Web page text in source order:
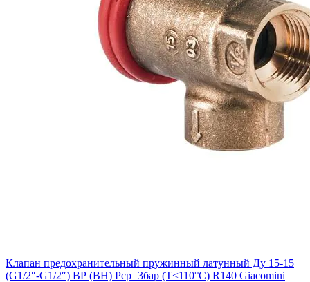
Клапан предохранительный пружинный латунный Ду 15-15
(G1/2″-G1/2″) ВР (ВН) Рср=3бар (Т<110°С) R140 Giacomini